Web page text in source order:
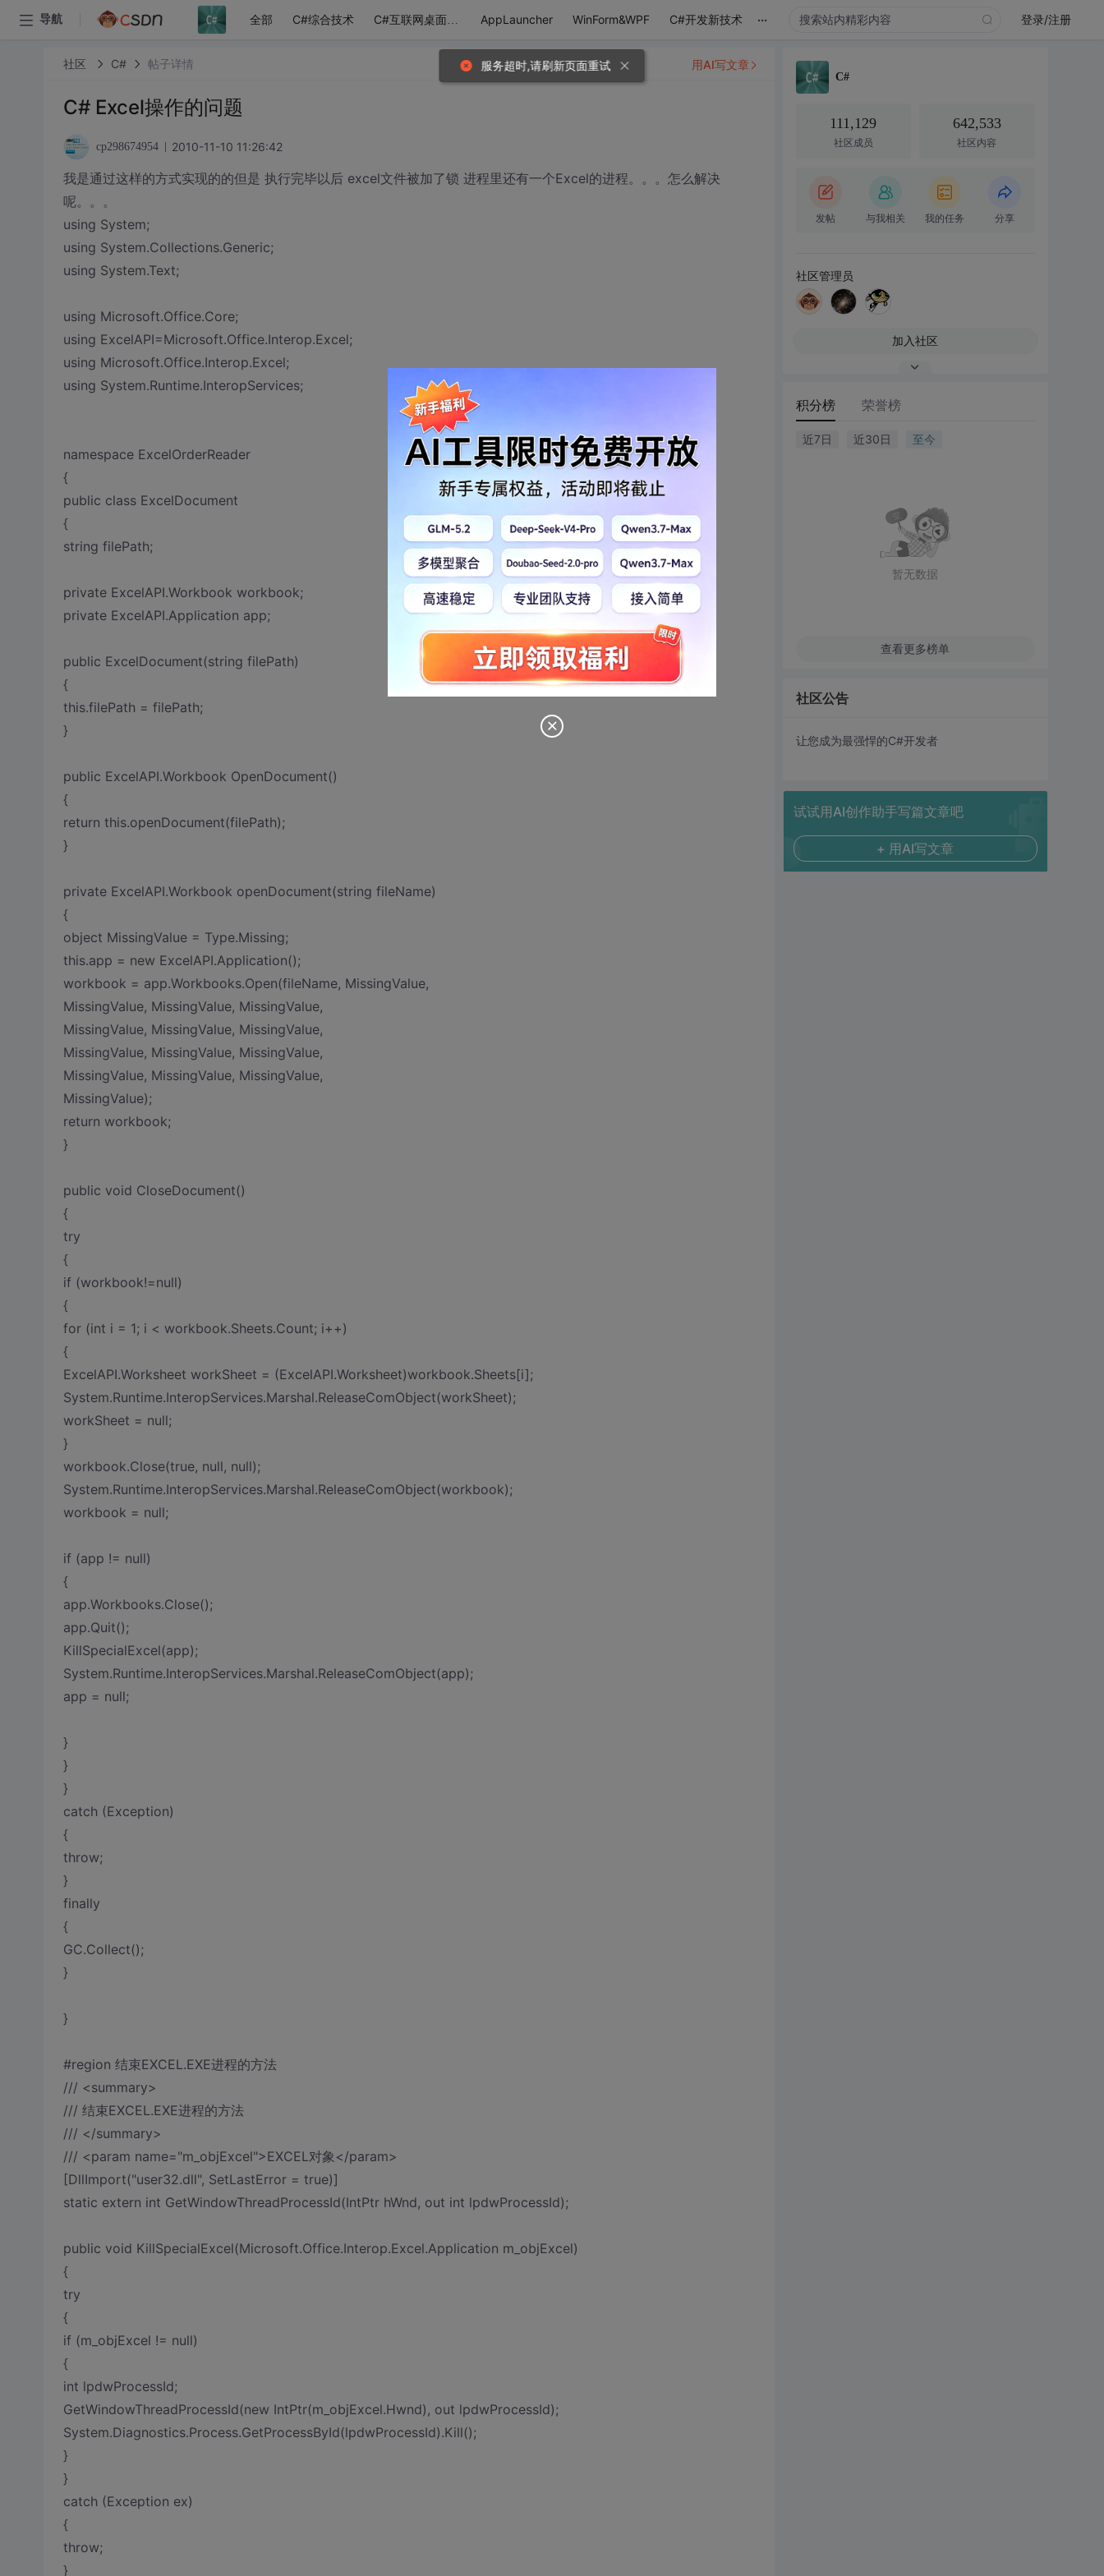
导航 全部 C#综合技术 C#互联网桌面应用 AppLauncher WinForm&WPF C#开发新技术 ... 登录/注册
社区 C# 帖子详情
C# Excel操作的问题
cp298674954 2010-11-10 11:26:42
我是通过这样的方式实现的的但是 执行完毕以后 excel文件被加了锁 进程里还有一个Excel的进程。。。怎么解决
呢。。。
using System;
using System.Collections.Generic;
using System.Text;
using Microsoft.Office.Core;
using ExcelAPI=Microsoft.Office.Interop.Excel;
using Microsoft.Office.Interop.Excel;
using System.Runtime.InteropServices;
namespace ExcelOrderReader
{
public class ExcelDocument
{
string filePath;
private ExcelAPI.Workbook workbook;
private ExcelAPI.Application app;
public ExcelDocument(string filePath)
{
this.filePath = filePath;
}
public ExcelAPI.Workbook OpenDocument()
{
return this.openDocument(filePath);
}
private ExcelAPI.Workbook openDocument(string fileName)
{
object MissingValue = Type.Missing;
this.app = new ExcelAPI.Application();
workbook = app.Workbooks.Open(fileName, MissingValue,
MissingValue, MissingValue, MissingValue,
MissingValue, MissingValue, MissingValue,
MissingValue, MissingValue, MissingValue,
MissingValue, MissingValue, MissingValue,
MissingValue);
return workbook;
}
public void CloseDocument()
{
try
{
if (workbook!=null)
{
for (int i = 1; i < workbook.Sheets.Count; i++)
{
ExcelAPI.Worksheet workSheet = (ExcelAPI.Worksheet)workbook.Sheets[i];
System.Runtime.InteropServices.Marshal.ReleaseComObject(workSheet);
workSheet = null;
}
workbook.Close(true, null, null);
System.Runtime.InteropServices.Marshal.ReleaseComObject(workbook);
workbook = null;
if (app != null)
{
app.Workbooks.Close();
app.Quit();
KillSpecialExcel(app);
System.Runtime.InteropServices.Marshal.ReleaseComObject(app);
app = null;
}
}
}
catch (Exception)
{
throw;
}
finally
{
GC.Collect();
}
}
#region 结束EXCEL.EXE进程的方法
/// <summary>
/// 结束EXCEL.EXE进程的方法
/// </summary>
/// <param name="m_objExcel">EXCEL对象</param>
[DllImport("user32.dll", SetLastError = true)]
static extern int GetWindowThreadProcessId(IntPtr hWnd, out int lpdwProcessId);
public void KillSpecialExcel(Microsoft.Office.Interop.Excel.Application m_objExcel)
{
try
{
if (m_objExcel != null)
{
int lpdwProcessId;
GetWindowThreadProcessId(new IntPtr(m_objExcel.Hwnd), out lpdwProcessId);
System.Diagnostics.Process.GetProcessById(lpdwProcessId).Kill();
}
}
catch (Exception ex)
{
throw;
}
用AI写文章
C#
111,129
社区成员
642,533
社区内容
发帖 与我相关 我的任务 分享
社区管理员
加入社区
积分榜 荣誉榜
近7日 近30日 至今
暂无数据
查看更多榜单
社区公告
让您成为最强悍的C#开发者
试试用AI创作助手写篇文章吧
+ 用AI写文章
服务超时,请刷新页面重试